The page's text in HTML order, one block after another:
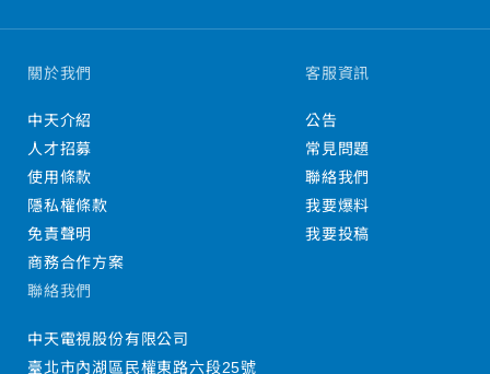
關於我們
中天介紹
人才招募
使用條款
隱私權條款
免責聲明
商務合作方案
客服資訊
公告
常見問題
聯絡我們
我要爆料
我要投稿
聯絡我們
中天電視股份有限公司
臺北市內湖區民權東路六段25號